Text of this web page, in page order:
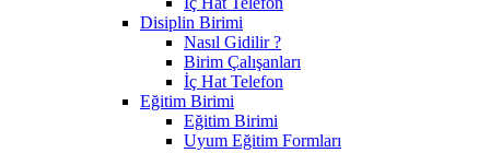
Disiplin Birimi
Nasıl Gidilir ?
Birim Çalışanları
İç Hat Telefon
Eğitim Birimi
Eğitim Birimi
Uyum Eğitim Formları